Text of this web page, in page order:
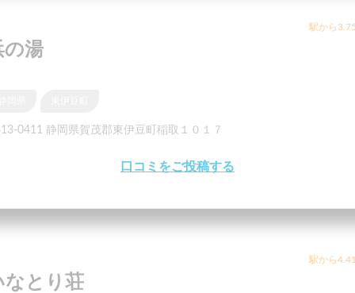
駅から
の湯
0411 静岡県賀茂郡東伊豆町稲取１０１７
口コミをご投稿する
駅から
なとり荘